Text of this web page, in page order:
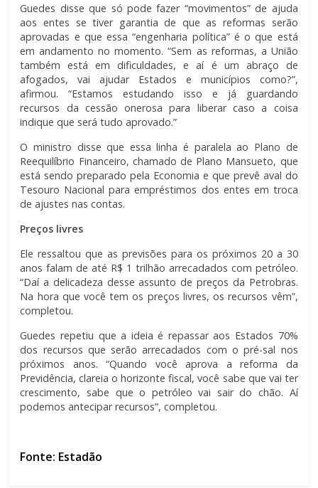
Guedes disse que só pode fazer “movimentos” de ajuda
aos entes se tiver garantia de que as reformas serão
aprovadas e que essa “engenharia política” é o que está
em andamento no momento. “Sem as reformas, a União
também está em dificuldades, e aí é um abraço de
afogados, vai ajudar Estados e municípios como?”,
afirmou. “Estamos estudando isso e já guardando
recursos da cessão onerosa para liberar caso a coisa
indique que será tudo aprovado.”
O ministro disse que essa linha é paralela ao Plano de
Reequilíbrio Financeiro, chamado de Plano Mansueto, que
está sendo preparado pela Economia e que prevê aval do
Tesouro Nacional para empréstimos dos entes em troca
de ajustes nas contas.
Preços livres
Ele ressaltou que as previsões para os próximos 20 a 30
anos falam de até R$ 1 trilhão arrecadados com petróleo.
“Daí a delicadeza desse assunto de preços da Petrobras.
Na hora que você tem os preços livres, os recursos vêm”,
completou.
Guedes repetiu que a ideia é repassar aos Estados 70%
dos recursos que serão arrecadados com o pré-sal nos
próximos anos. “Quando você aprova a reforma da
Previdência, clareia o horizonte fiscal, você sabe que vai ter
crescimento, sabe que o petróleo vai sair do chão. Aí
podemos antecipar recursos”, completou.
Fonte: Estadão